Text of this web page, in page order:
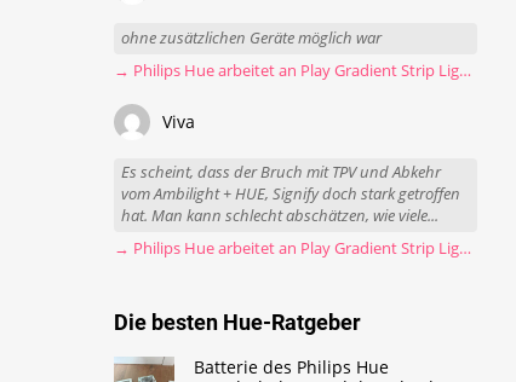
ohne zusätzlichen Geräte möglich war
→ Philips Hue arbeitet an Play Gradient Strip Light Pro
Viva
Es scheint, dass der Bruch mit TPV und Abkehr
vom Ambilight + HUE, Signify doch stark getroffen
hat. Man kann schlecht abschätzen, wie viele...
→ Philips Hue arbeitet an Play Gradient Strip Light Pro
Die besten Hue-Ratgeber
Batterie des Philips Hue